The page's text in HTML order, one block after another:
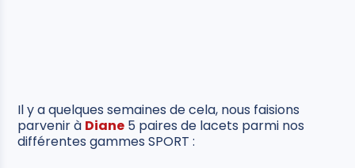
Il y a quelques semaines de cela, nous faisions
parvenir à Diane 5 paires de lacets parmi nos
différentes gammes SPORT :